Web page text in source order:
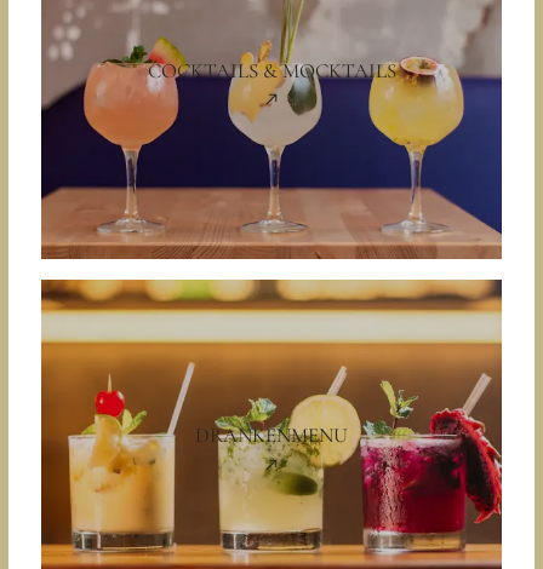
COCKTAILS & MOCKTAILS
DRANKENMENU